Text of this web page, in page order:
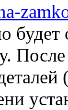
будет